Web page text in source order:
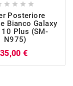
   
Posteriore
Bianco Galaxy
Plus (SM-
N975)
35,00 €